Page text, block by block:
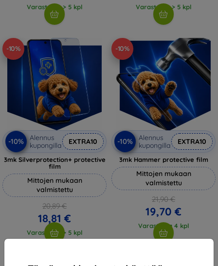
Varastossa > 5 kpl Varastossa > 5 kpl
-10%
-10%
Alennus
kupongilla
EXTRA10
3mk Silverprotection+ protective
film
Mittojen mukaan
valmistettu
20,89 €
18,81 €
Varastossa > 5 kpl
-10%
-10%
Alennus
kupongilla
EXTRA10
3mk Hammer protective film
Mittojen mukaan
valmistettu
21,90 €
19,70 €
Varastossa 4 kpl